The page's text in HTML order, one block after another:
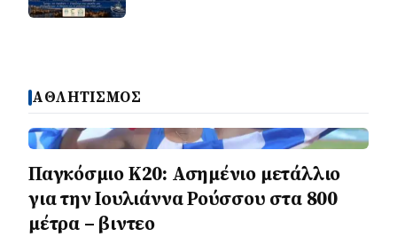
ΑΘΛΗΤΙΣΜΟΣ
Παγκόσμιο Κ20: Ασημένιο μετάλλιο
για την Ιουλιάννα Ρούσσου στα 800
μέτρα – βιντεο